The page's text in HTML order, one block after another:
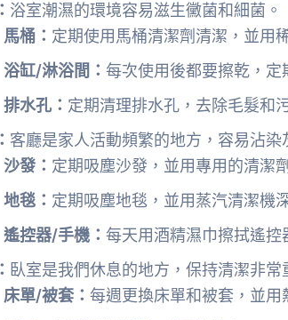
浴室潮濕的環境容易滋生黴菌和細菌。
馬桶： 定期使用馬桶清潔劑清潔，並用
浴缸/淋浴間： 每次使用後都要擦乾，定
排水孔： 定期清理排水孔，去除毛髮和
客廳是家人活動頻繁的地方，容易沾染
沙發： 定期吸塵沙發，並用專用的清潔
地毯： 定期吸塵地毯，並用蒸汽清潔機
遙控器/手機： 每天用酒精濕巾擦拭遙控
臥室是我們休息的地方，保持清潔非常
床單/被套： 每週更換床單和被套，並用